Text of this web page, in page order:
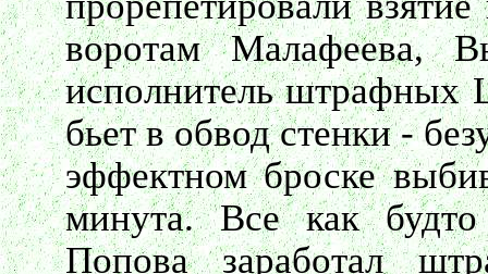
воротам Малафеева,
исполнитель штрафных
бьет в обвод стенки -
эффектном броске
минута. Все как
Попова заработал